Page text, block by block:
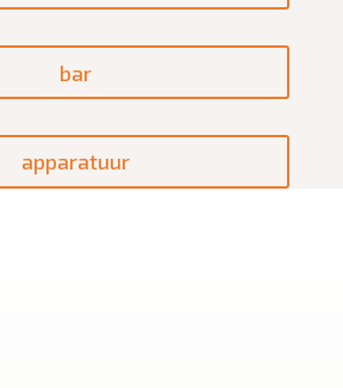
bar
apparatuur